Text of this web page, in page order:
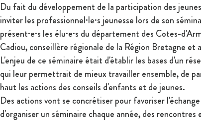
Du fait du développement de la participation des
inviter les professionnel·le·s jeunesse lors de son
présent·e·s les élu·e·s du département des Cotes-
Cadiou, conseillère régionale de la Région Bretagne et
L'enjeu de ce séminaire était d'établir les bases d'un
qui leur permettrait de mieux travailler ensemble, de
haut les actions des conseils d'enfants et de jeunes.
Des actions vont se concrétiser pour favoriser
d'organiser un séminaire chaque année, des